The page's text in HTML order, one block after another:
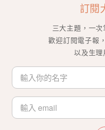
訂閱
三大主題，一
歡迎訂閱電子報
以及生理